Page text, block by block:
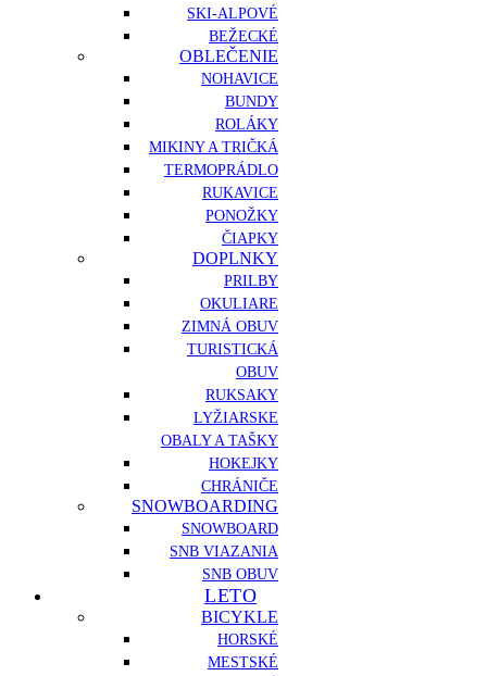
SKI-ALPOVÉ
BEŽECKÉ
OBLEČENIE
NOHAVICE
BUNDY
ROLÁKY
MIKINY A TRIČKÁ
TERMOPRÁDLO
RUKAVICE
PONOŽKY
ČIAPKY
DOPLNKY
PRILBY
OKULIARE
ZIMNÁ OBUV
TURISTICKÁ
OBUV
RUKSAKY
LYŽIARSKE
OBALY A TAŠKY
HOKEJKY
CHRÁNIČE
SNOWBOARDING
SNOWBOARD
SNB VIAZANIA
SNB OBUV
LETO
BICYKLE
HORSKÉ
MESTSKÉ